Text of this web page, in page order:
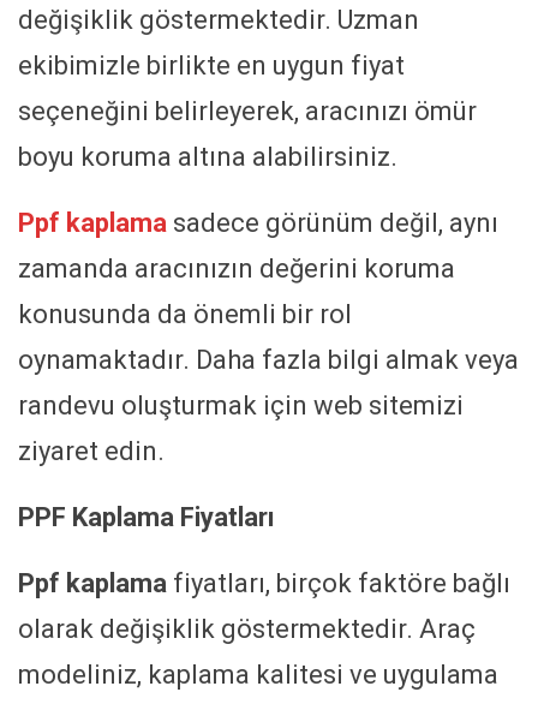
değişiklik göstermektedir. Uzman
ekibimizle birlikte en uygun fiyat
seçeneğini belirleyerek, aracınızı ömür
boyu koruma altına alabilirsiniz.
Ppf kaplama sadece görünüm değil, aynı
zamanda aracınızın değerini koruma
konusunda da önemli bir rol
oynamaktadır. Daha fazla bilgi almak veya
randevu oluşturmak için web sitemizi
ziyaret edin.
PPF Kaplama Fiyatları
Ppf kaplama fiyatları, birçok faktöre bağlı
olarak değişiklik göstermektedir. Araç
modeliniz, kaplama kalitesi ve uygulama